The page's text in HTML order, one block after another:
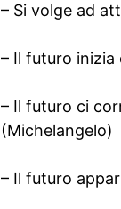
– Si volge ad
– Il futuro inizia
– Il futuro ci
(Michelangelo)
– Il futuro